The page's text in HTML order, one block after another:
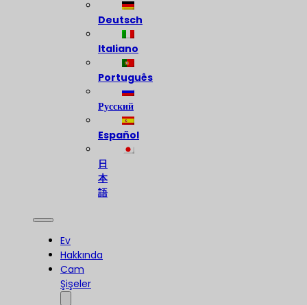
Deutsch
Italiano
Português
Русский
Español
日
本
語
Ev
Hakkında
Cam
Şişeler